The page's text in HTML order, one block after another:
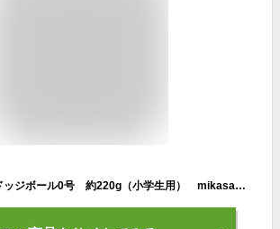
★ミカサ ソフトドッジボール0号 約220g（小学生用） mikasa ジュニア ドッジボール STD-0SR ★1900